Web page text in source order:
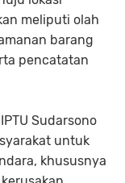
meliputi olah
barang
pencatatan
Sudarsono
untuk
khususnya